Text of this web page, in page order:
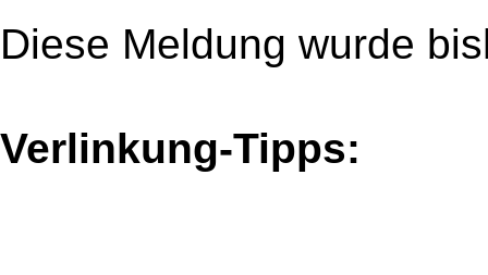
Diese Meldung wurde
Verlinkung-Tipps: